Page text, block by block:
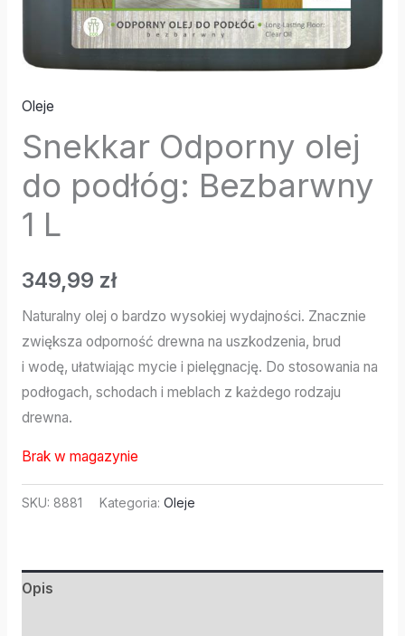
Oleje
Snekkar Odporny olej
do podłóg: Bezbarwny
1 L
349,99 zł
Naturalny olej o bardzo wysokiej wydajności. Znacznie
zwiększa odporność drewna na uszkodzenia, brud
i wodę, ułatwiając mycie i pielęgnację. Do stosowania na
podłogach, schodach i meblach z każdego rodzaju
drewna.
Brak w magazynie
SKU: 8881 Kategoria: Oleje
Opis